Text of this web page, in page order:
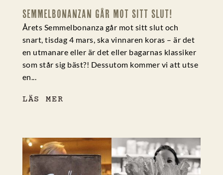
SEMMELBONANZAN GÅR MOT SITT SLUT!
Årets Semmelbonanza går mot sitt slut och
snart, tisdag 4 mars, ska vinnaren koras – är det
en utmanare eller är det eller bagarnas klassiker
som står sig bäst?! Dessutom kommer vi att utse
en...
LÄS MER